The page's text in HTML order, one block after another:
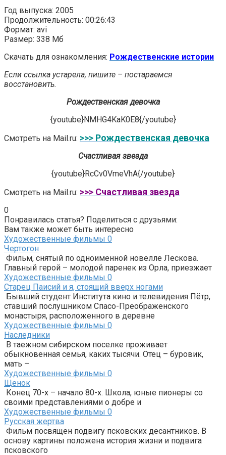
Год выпуска: 2005
Продолжительность: 00:26:43
Формат: avi
Размер: 338 Мб
Скачать для ознакомления: Рождественские истории
Если ссылка устарела, пишите – постараемся
восстановить.
Рождественская девочка
{youtube}NMHG4KaK0E8{/youtube}
Смотреть на Mail.ru: >>> Рождественская девочка
Счастливая звезда
{youtube}RcCv0VmeVhA{/youtube}
Смотреть на Mail.ru: >>> Счастливая звезда
0
Понравилась статья? Поделиться с друзьями:
Вам также может быть интересно
Художественные фильмы 0
Чертогон
Фильм, снятый по одноименной новелле Лескова.
Главный герой – молодой паренек из Орла, приезжает
Художественные фильмы 0
Старец Паисий и я, стоящий вверх ногами
Бывший студент Института кино и телевидения Пётр,
ставший послушником Спасо-Преображенского
монастыря, расположенного в деревне
Художественные фильмы 0
Наследники
В таежном сибирском поселке проживает
обыкновенная семья, каких тысячи. Отец – буровик,
мать –
Художественные фильмы 0
Щенок
Конец 70-х – начало 80-х. Школа, юные пионеры со
своими представлениями о добре и
Художественные фильмы 0
Русская жертва
Фильм посвящен подвигу псковских десантников. В
основу картины положена история жизни и подвига
псковского